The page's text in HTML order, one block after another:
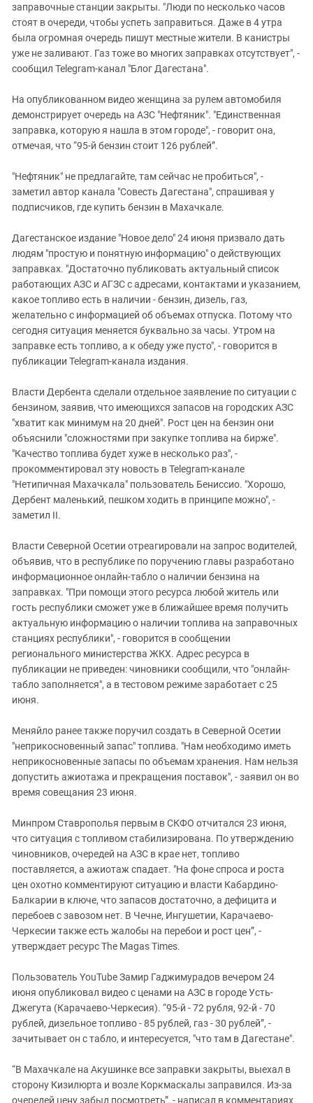
заправочные станции закрыты. "Люди по несколько часов
стоят в очереди, чтобы успеть заправиться. Даже в 4 утра
была огромная очередь пишут местные жители. В канистры
уже не заливают. Газ тоже во многих заправках отсутствует", -
сообщил Telegram-канал "Блог Дагестана".
На опубликованном видео женщина за рулем автомобиля
демонстрирует очередь на АЗС "Нефтяник". "Единственная
заправка, которую я нашла в этом городе", - говорит она,
отмечая, что “95-й бензин стоит 126 рублей”.
"Нефтяник" не предлагайте, там сейчас не пробиться", -
заметил автор канала "Совесть Дагестана", спрашивая у
подписчиков, где купить бензин в Махачкале.
Дагестанское издание "Новое дело" 24 июня призвало дать
людям "простую и понятную информацию" о действующих
заправках. "Достаточно публиковать актуальный список
работающих АЗС и АГЗС с адресами, контактами и указанием,
какое топливо есть в наличии - бензин, дизель, газ,
желательно с информацией об объемах отпуска. Потому что
сегодня ситуация меняется буквально за часы. Утром на
заправке есть топливо, а к обеду уже пусто", - говорится в
публикации Telegram-канала издания.
Власти Дербента сделали отдельное заявление по ситуации с
бензином, заявив, что имеющихся запасов на городских АЗС
"хватит как минимум на 20 дней". Рост цен на бензин они
объяснили "сложностями при закупке топлива на бирже".
"Качество топлива будет хуже в несколько раз", -
прокомментировал эту новость в Telegram-канале
"Нетипичная Махачкала" пользователь Бениссио. "Хорошо,
Дербент маленький, пешком ходить в принципе можно", -
заметил II.
Власти Северной Осетии отреагировали на запрос водителей,
объявив, что в республике по поручению главы разработано
информационное онлайн-табло о наличии бензина на
заправках. "При помощи этого ресурса любой житель или
гость республики сможет уже в ближайшее время получить
актуальную информацию о наличии топлива на заправочных
станциях республики", - говорится в сообщении
регионального министерства ЖКХ. Адрес ресурса в
публикации не приведен: чиновники сообщили, что "онлайн-
табло заполняется", а в тестовом режиме заработает с 25
июня.
Меняйло ранее также поручил создать в Северной Осетии
"неприкосновенный запас" топлива. "Нам необходимо иметь
неприкосновенные запасы по объемам хранения. Нам нельзя
допустить ажиотажа и прекращения поставок", - заявил он во
время совещания 23 июня.
Минпром Ставрополья первым в СКФО отчитался 23 июня,
что ситуация с топливом стабилизирована. По утверждению
чиновников, очередей на АЗС в крае нет, топливо
поставляется, а ажиотаж спадает. "На фоне спроса и роста
цен охотно комментируют ситуацию и власти Кабардино-
Балкарии в ключе, что запасов достаточно, а дефицита и
перебоев с завозом нет. В Чечне, Ингушетии, Карачаево-
Черкесии также есть жалобы на перебои и рост цен”, -
утверждает ресурс The Magas Times.
Пользователь YouTube Замир Гаджимурадов вечером 24
июня опубликовал видео с ценами на АЗС в городе Усть-
Джегута (Карачаево-Черкесия). “95-й - 72 рубля, 92-й - 70
рублей, дизельное топливо - 85 рублей, газ - 30 рублей”, -
зачитывает он с табло, и интересуется, "что там в Дагестане".
“В Махачкале на Акушинке все заправки закрыты, выехал в
сторону Кизилюрта и возле Коркмаскалы заправился. Из-за
очередей цену забыл посмотреть”, - написал в комментариях